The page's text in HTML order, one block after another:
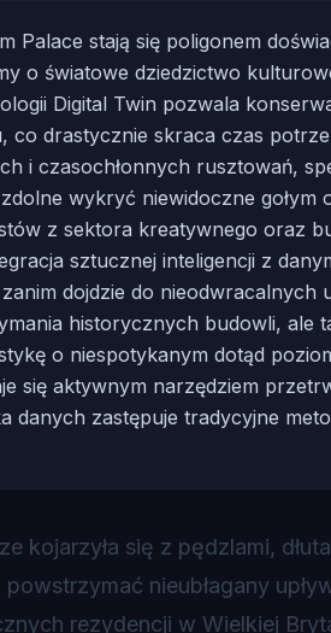
Palace stają się poligonem
o światowe dziedzictwo
Digital Twin pozwala
co drastycznie skraca czas
i czasochłonnych rusztowań,
wykryć niewidoczne gołym
z sektora kreatywnego oraz
sztucznej inteligencji z
dojdzie do nieodwracalnych
historycznych budowli, ale
o niespotykanym dotąd
się aktywnym narzędziem
danych zastępuje tradycyjne
kojarzyła się z pędzlami,
nieubłagany
rezydencji w Wielkiej